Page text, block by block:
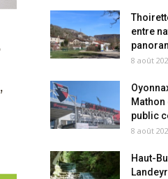
entre
8 août
public
8 août
Haut-